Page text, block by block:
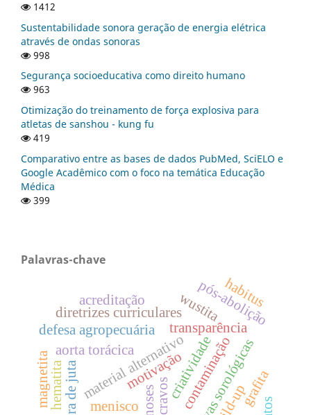
1412
Sustentabilidade sonora geração de energia elétrica
através de ondas sonoras
998
Segurança socioeducativa como direito humano
963
Otimização do treinamento de força explosiva para
atletas de sanshou - kung fu
419
Comparativo entre as bases de dados PubMed, SciELO e
Google Acadêmico com o foco na temática Educação
Médica
399
Palavras-chave
transparência
aorta torácica
criatividade
material alternativo
motivação
defesa agropecuária
provas sorológicas
wustita
menisco
diretrizes curriculares
acreditação
escravos
pós-abolição
fibra de juta
hematita contaminaçãografita
magnetita
habitus